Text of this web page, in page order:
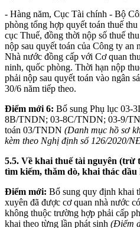
- Hàng năm, Cục Tài chính - Bộ
phòng tổng hợp quyết toán thuế
cục Thuế, đồng thời nộp số thuế
nộp sau quyết toán của Công ty
Nhà nước đồng cấp với Cơ quan
ninh, quốc phòng. Thời hạn nộp
phải nộp sau quyết toán vào ngân
30/6 năm tiếp theo.
Điểm mới 6: Bổ sung Phụ lục
8B/TNDN; 03-8C/TNDN; 03-9/
toán 03/TNDN (Danh mục hồ sơ
kèm theo Nghị định số 126/2020/
5.5. Về khai thuế tài nguyên (trừ
tìm kiếm, thăm dò, khai thác dầu
Điểm mới: Bổ sung quy định khai
xuyên đã được cơ quan nhà nước
không thuộc trường hợp phải cấp
khai theo từng lần phát sinh (Điểm